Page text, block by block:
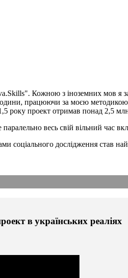
Кожною з іноземних мов я
години, працюючи за моєю
року проект отримав понад 2,5 млн
весь свій вільний час
соціального дослідження став
в українських реаліях